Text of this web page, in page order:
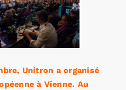
Unitron a organisé
à Vienne. Au